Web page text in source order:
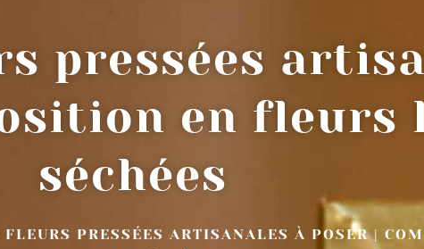
pressées
en fleurs
séchées
PRESSÉES ARTISANALES À POSER |